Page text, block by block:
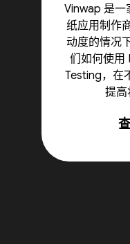
Vinwap 是一
纸应用制作
动度的情况
们如何使用
Testing，在
提高